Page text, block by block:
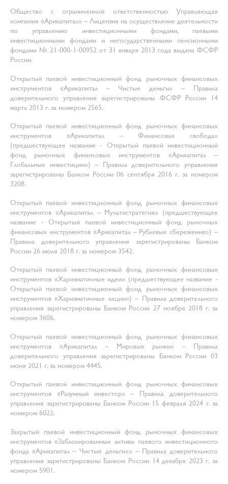
Общество с ограниченной ответственностью Управляющая
компания «Арикапитал» – Лицензия на осуществление деятельности
по управлению инвестиционными фондами, паевыми
инвестиционными фондами и негосударственными пенсионными
фондами № 21-000-1-00952 от 31 января 2013 года выдана ФСФР
России.
Открытый паевой инвестиционный фонд рыночных финансовых
инструментов «Арикапитал – Чистые деньги» – Правила
доверительного управления зарегистрированы ФСФР России 14
марта 2013 г. за номером 2565.
Открытый паевой инвестиционный фонд рыночных финансовых
инструментов «Арикапитал – Финансовая свобода»
(предшествующее название - Открытый паевой инвестиционный
фонд рыночных финансовых инструментов «Арикапитал –
Глобальные инвестиции») – Правила доверительного управления
зарегистрированы Банком России 06 сентября 2016 г. за номером
3208.
Открытый паевой инвестиционный фонд рыночных финансовых
инструментов «Арикапитал – Мультистратегия» (предшествующее
название - Открытый паевой инвестиционный фонд рыночных
финансовых инструментов «Арикапитал – Рублевые сбережения») –
Правила доверительного управления зарегистрированы Банком
России 26 июля 2018 г. за номером 3542.
Открытый паевой инвестиционный фонд рыночных финансовых
инструментов «Харизматичные идеи» (предшествующее название -
Открытый паевой инвестиционный фонд рыночных финансовых
инструментов «Харизматичные акции») – Правила доверительного
управления зарегистрированы Банком России 27 ноября 2018 г. за
номером 3606.
Открытый паевой инвестиционный фонд рыночных финансовых
инструментов «Арикапитал – Мировые рынки» – Правила
доверительного управления зарегистрированы Банком России 03
июня 2021 г. за номером 4445.
Открытый паевой инвестиционный фонд рыночных финансовых
инструментов «Разумный инвестор» – Правила доверительного
управления зарегистрированы Банком России 15 февраля 2024 г. за
номером 6022.
Закрытый паевой инвестиционный фонд рыночных финансовых
инструментов «Заблокированные активы паевого инвестиционного
фонда «Арикапитал – Чистые деньги»» – Правила доверительного
управления зарегистрированы Банком России 14 декабря 2023 г. за
номером 5901.